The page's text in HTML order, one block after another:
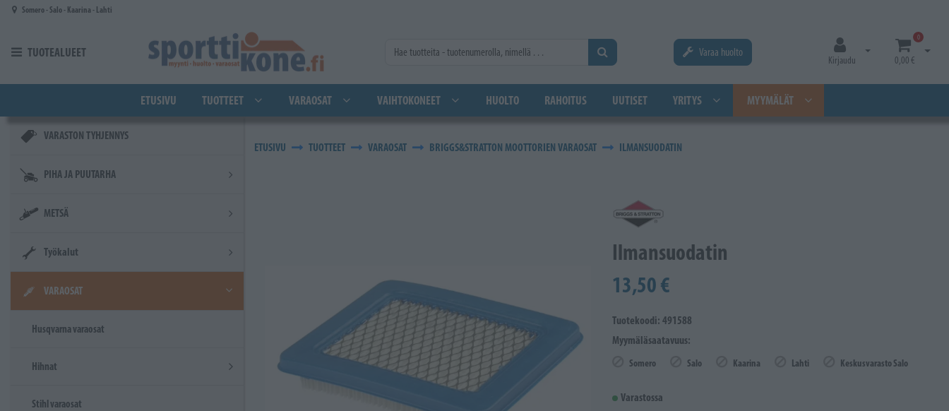
Siirry pääsisältöön
Somero - Salo - Kaarina - Lahti
TUOTEALUEET Varaa huolto
Kirjaudu
Avaa kirjautuminen
0
0,00 €
Avaa
ETUSIVU TUOTTEET VARAOSAT VAIHTOKONEET HUOLTO RAHOITUS UUTISET YRITYS MYYMÄLÄT
VARASTON TYHJENNYS
PIHA JA PUUTARHA
METSÄ
Työkalut
VARAOSAT
Husqvarna varaosat
Hihnat
Stihl varaosat
ETUSIVU TUOTTEET VARAOSAT BRIGGS&STRATTON MOOTTORIEN VARAOSAT ILMANSUODATIN
Ilmansuodatin
13,50 €
Tuotekoodi: 491588
Myymäläsaatavuus:
Somero Salo Kaarina Lahti Keskusvarasto Salo
Varastossa